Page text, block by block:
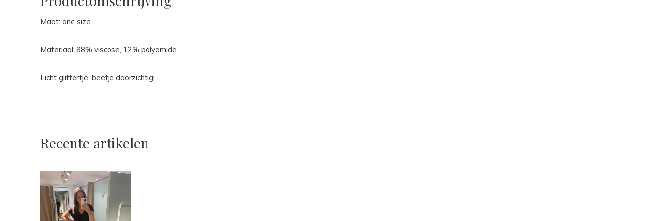
Maat: one size
Materiaal: 88% viscose, 12% polyamide
Licht glittertje, beetje doorzichtig!
Recente artikelen